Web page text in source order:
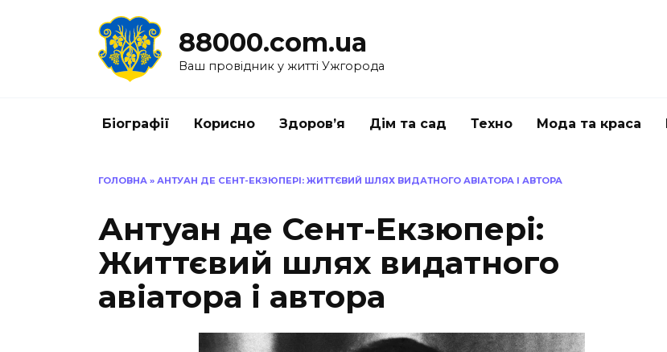
88000.com.ua
Ваш провідник у житті Ужгорода
Біографії Корисно Здоров’я Дім та сад Техно Мода та краса
ГОЛОВНА » АНТУАН ДЕ СЕНТ-ЕКЗЮПЕРІ: ЖИТТЄВИЙ ШЛЯХ ВИДАТНОГО АВІАТОРА І АВТОРА
Антуан де Сент-Екзюпері:
Життєвий шлях видатного
авіатора і автора